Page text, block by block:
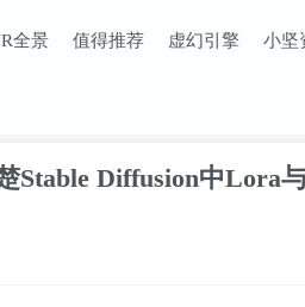
全景 值得推荐 虚幻引擎 小坚
Stable Diffusion中Lora